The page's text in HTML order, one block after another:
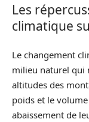
Les
climatique
Le changement
milieu naturel qui
altitudes des
poids et le
abaissement de